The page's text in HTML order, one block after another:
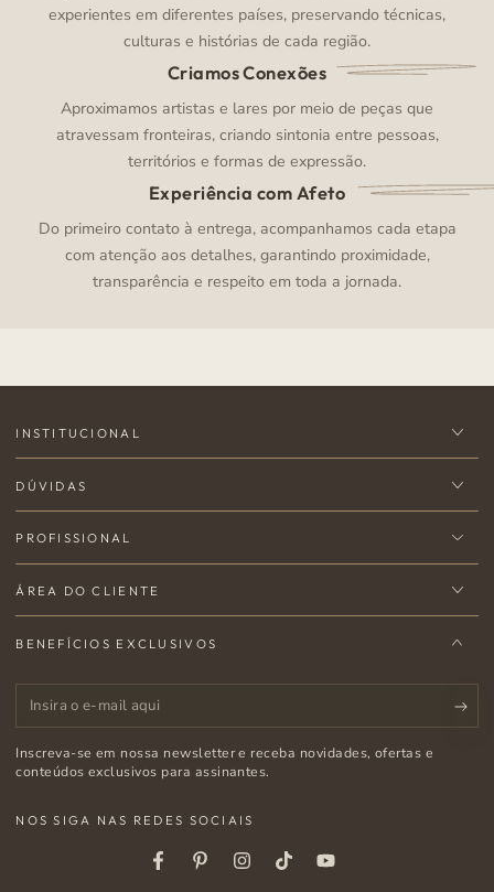
experientes em diferentes países, preservando técnicas,
culturas e histórias de cada região.
Criamos Conexões
Aproximamos artistas e lares por meio de peças que
atravessam fronteiras, criando sintonia entre pessoas,
territórios e formas de expressão.
Experiência com Afeto
Do primeiro contato à entrega, acompanhamos cada etapa
com atenção aos detalhes, garantindo proximidade,
transparência e respeito em toda a jornada.
INSTITUCIONAL
DÚVIDAS
PROFISSIONAL
ÁREA DO CLIENTE
BENEFÍCIOS EXCLUSIVOS
Insira
o
e-
Inscreva-se em nossa newsletter e receba novidades, ofertas e
conteúdos exclusivos para assinantes.
NOS SIGA NAS REDES SOCIAIS
FacebookPinterestInstagramTiktokYoutube